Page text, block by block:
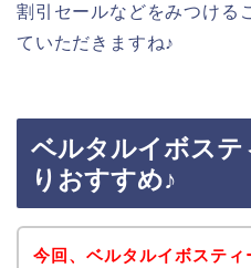
割引セールなどをみつける
ていただきますね♪
ベルタルイボステ
りおすすめ♪
今回、ベルタルイボスティ